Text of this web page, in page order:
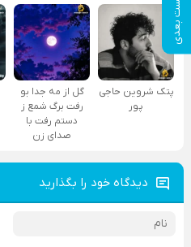
پست بعدی
پتک شروین حاجی
پور
گل از مه جدا بو
رفت برگ شمع ز
دستم رفت با
صدای زن
دیدگاه خود را بگذارید